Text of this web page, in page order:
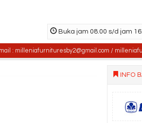
Buka jam 08.00 s/d jam
/
INFO